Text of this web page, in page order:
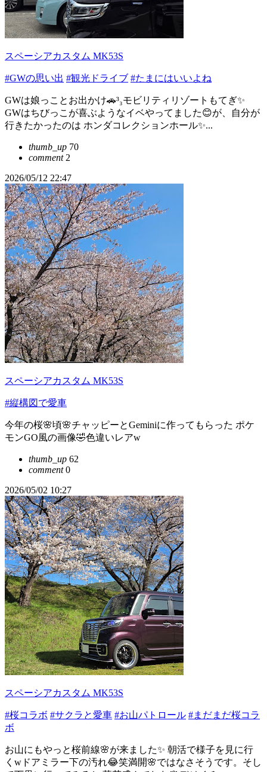
スペーシアカスタム MK53S
#GWの思い出 #観光ドライブ #たまにはいいよね
GWは娘っことお出かけ🚗³₃モビリティリゾートもてぎ✨
GWはちびっこが喜ぶようなイベやってました😊が、自分が
行きたかったのは ホンダコレクションホール✨...
thumb_up 70
comment2
2026/05/12 22:47
スペーシアカスタム MK53S
#縦構図で愛車
今年の桜🌸頃🌸チャッピーとGeminiに作ってもらった ポケ
モンGO風の画像🤣色違いレアw
thumb_up 62
comment0
2026/05/02 10:27
スペーシアカスタム MK53S
#桜コラボ #サクラと愛車 #お山パトロール #まだまだ桜コラ
ボ
お山にもやっと桜前線🌸が来ました✨ 朝活で様子を見に行
くwドアミラー下の汚れ😂笑満開🌸ではなさそうです。そし